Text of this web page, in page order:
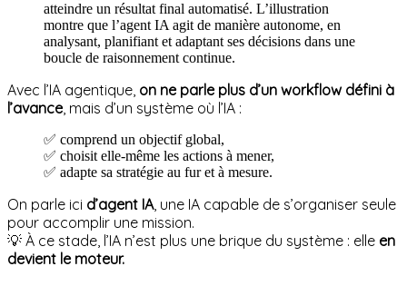
Avec l’IA agentique, on ne parle plus d’un workflow défini à
l’avance, mais d’un système où l’IA :
✅ comprend un objectif global,
✅ choisit elle-même les actions à mener,
✅ adapte sa stratégie au fur et à mesure.
On parle ici d’agent IA, une IA capable de s’organiser seule
pour accomplir une mission.
💡 À ce stade, l’IA n’est plus une brique du système : elle en
devient le moteur.